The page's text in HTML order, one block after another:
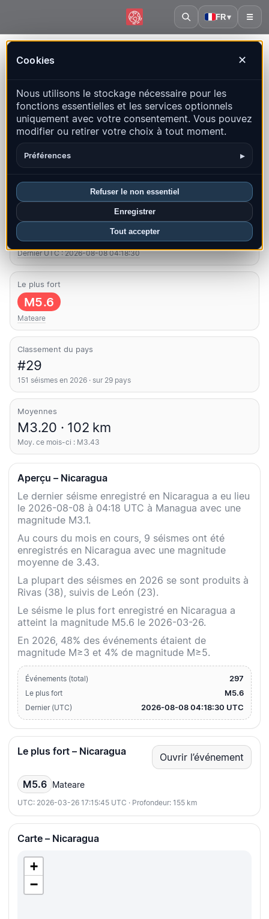
FR▾ ☰
Cookies ✕
Nous utilisons le stockage nécessaire pour les
fonctions essentielles et les services optionnels
uniquement avec votre consentement. Vous pouvez
modifier ou retirer votre choix à tout moment.
Préférences ▸
Refuser le non essentiel
Enregistrer
Tout accepter
QuakeMap24
Carte en direct, statistiques et événements récents
Ouvrir la carte historique Derniers dans ce pays
Aperçu Carte Récents Graphiques Principales régions
FAQ
Séismes ce mois-ci
9
Dernier UTC : 2026-08-08 04:18:30
Le plus fort
M5.6
Mateare
Classement du pays
#29
151 séismes en 2026 · sur 29 pays
Moyennes
M3.20 · 102 km
Moy. ce mois-ci : M3.43
Aperçu – Nicaragua
Le dernier séisme enregistré en Nicaragua a eu lieu
le 2026-08-08 à 04:18 UTC à Managua avec une
magnitude M3.1.
Au cours du mois en cours, 9 séismes ont été
enregistrés en Nicaragua avec une magnitude
moyenne de 3.43.
La plupart des séismes en 2026 se sont produits à
Rivas (38), suivis de León (23).
Le séisme le plus fort enregistré en Nicaragua a
atteint la magnitude M5.6 le 2026-03-26.
En 2026, 48% des événements étaient de
magnitude M≥3 et 4% de magnitude M≥5.
Événements (total) 297
Le plus fort M5.6
Dernier (UTC) 2026-08-08 04:18:30 UTC
Le plus fort – Nicaragua Ouvrir l’événement
M5.6 Mateare
UTC: 2026-03-26 17:15:45 UTC · Profondeur: 155 km
Carte – Nicaragua
+
−